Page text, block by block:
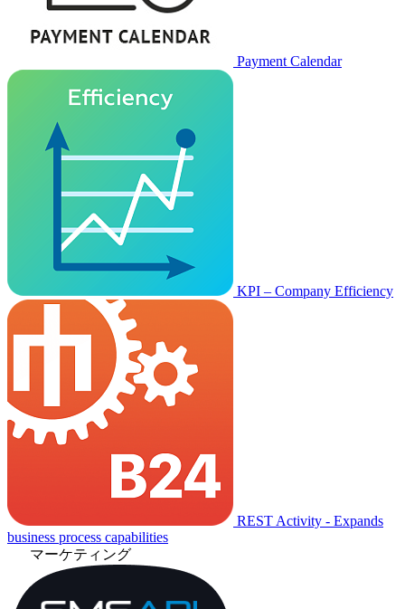
Payment Calendar
KPI – Company Efficiency
REST Activity - Expands
business process capabilities
マーケティング